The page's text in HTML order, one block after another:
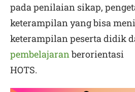
pada penilaian sikap,
keterampilan yang bisa
keterampilan peserta didik
pembelajaranberorientasi
HOTS.